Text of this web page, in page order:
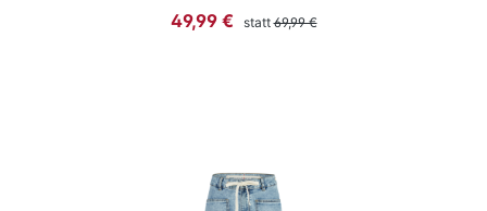
Verkaufspreis:
49,99 € statt Regulärer Preis:
69,99 €